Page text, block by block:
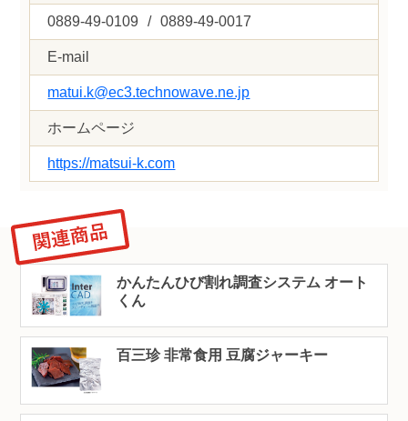
0889-49-0109 / 0889-49-0017
E-mail
matui.k@ec3.technowave.ne.jp
ホームページ
https://matsui-k.com
かんたんひび割れ調査システム オート
くん
百三珍 非常食用 豆腐ジャーキー